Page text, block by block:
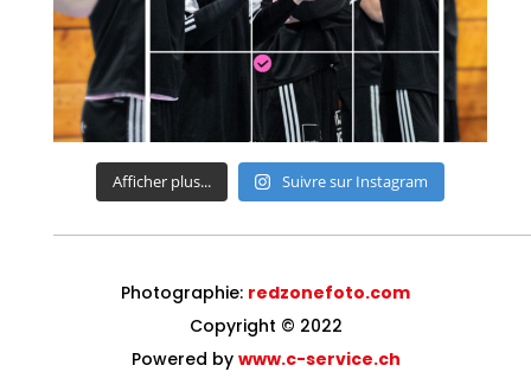
Afficher plus... Suivre sur Instagram
Photographie: redzonefoto.com
Copyright © 2022
Powered by www.c-service.ch